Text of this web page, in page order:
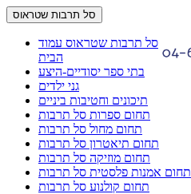
סל תרבות שטראוס
סל תרבות שטראוס עמוד
הבית
בתי ספר יסודיים-היצע
גני ילדים
תיכונים וחטיבות ביניים
תחום ספרות סל תרבות
תחום מחול סל תרבות
תחום תיאטרון סל תרבות
תחום מוזיקה סל תרבות
תחום אמנות פלסטית סל תרבות
תחום קולנוע סל תרבות